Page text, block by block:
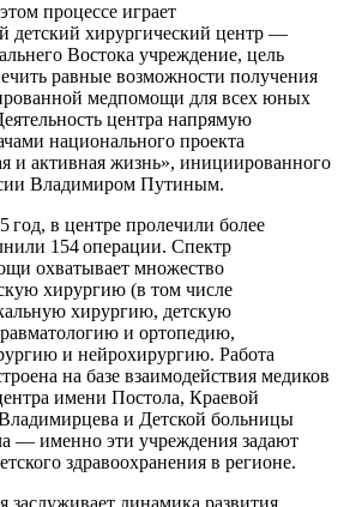
процессе играет
детский хирургический центр —
Востока учреждение, цель
равные возможности получения
медпомощи для всех юных
центра напрямую
национального проекта
и активная жизнь», инициированного
Владимиром Путиным.
год, в центре пролечили более
154 операции. Спектр
охватывает множество
хирургию (в том числе
хирургию, детскую
и ортопедию,
и нейрохирургию. Работа
на базе взаимодействия медиков
имени Постола, Краевой
и Детской больницы
— именно эти учреждения задают
здравоохранения в регионе.
заслуживает динамика развития